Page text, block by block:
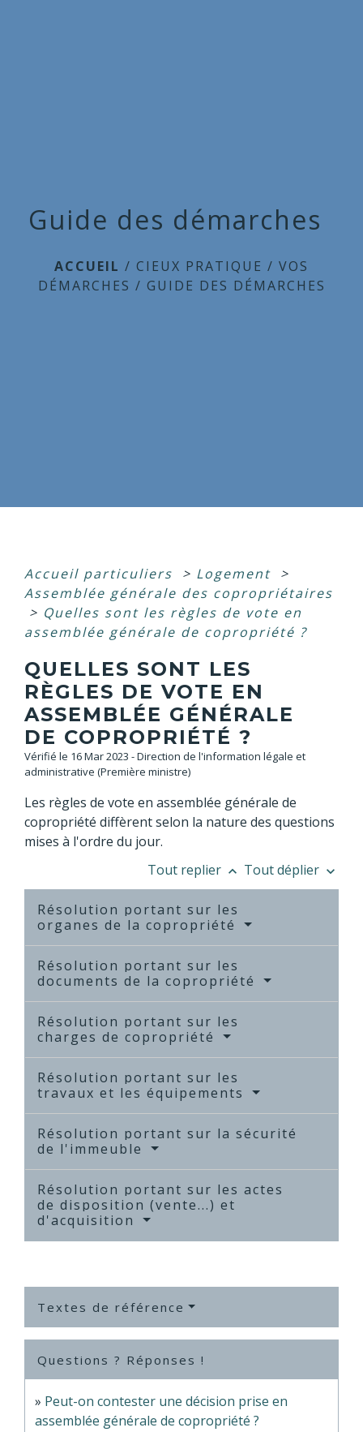
Guide des démarches
ACCUEIL / CIEUX PRATIQUE / VOS
DÉMARCHES / GUIDE DES DÉMARCHES
Accueil particuliers > Logement >
Assemblée générale des copropriétaires
> Quelles sont les règles de vote en
assemblée générale de copropriété ?
QUELLES SONT LES
RÈGLES DE VOTE EN
ASSEMBLÉE GÉNÉRALE
DE COPROPRIÉTÉ ?
Vérifié le 16 Mar 2023 - Direction de l'information légale et
administrative (Première ministre)
Les règles de vote en assemblée générale de
copropriété diffèrent selon la nature des questions
mises à l'ordre du jour.
Tout replier keyboard_arrow_up Tout déplier keyboard_arrow_down
Résolution portant sur les
organes de la copropriété
Résolution portant sur les
documents de la copropriété
Résolution portant sur les
charges de copropriété
Résolution portant sur les
travaux et les équipements
Résolution portant sur la sécurité
de l'immeuble
Résolution portant sur les actes
de disposition (vente...) et
d'acquisition
Textes de référence
Questions ? Réponses !
Peut-on contester une décision prise en
assemblée générale de copropriété ?